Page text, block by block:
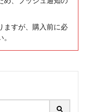
ますが、購入前に必